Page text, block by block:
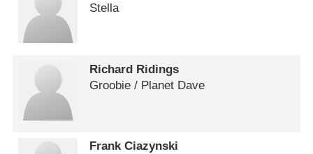
Stella
Richard Ridings
Groobie /​ Planet Dave
Frank Ciazynski